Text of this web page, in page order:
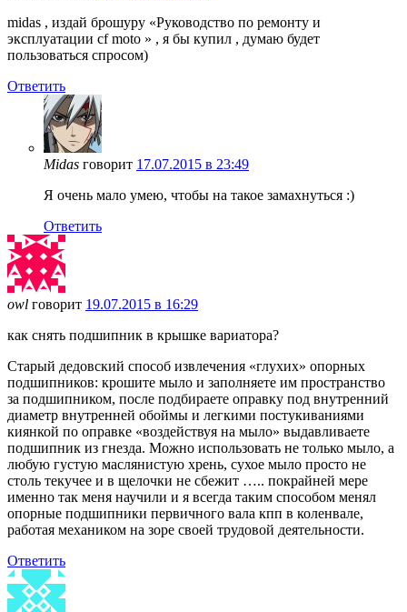
midas , издай брошуру «Руководство по ремонту и
эксплуатации cf moto » , я бы купил , думаю будет
пользоваться спросом)
Ответить
Midas говорит 17.07.2015 в 23:49
Я очень мало умею, чтобы на такое замахнуться :)
Ответить
owl говорит 19.07.2015 в 16:29
как снять подшипник в крышке вариатора?
Старый дедовский способ извлечения «глухих» опорных
подшипников: крошите мыло и заполняете им пространство
за подшипником, после подбираете оправку под внутренний
диаметр внутренней обоймы и легкими постукиваниями
киянкой по оправке «воздействуя на мыло» выдавливаете
подшипник из гнезда. Можно использовать не только мыло, а
любую густую маслянистую хрень, сухое мыло просто не
столь текучее и в щелочки не сбежит ….. покрайней мере
именно так меня научили и я всегда таким способом менял
опорные подшипники первичного вала кпп в коленвале,
работая механиком на зоре своей трудовой деятельности.
Ответить